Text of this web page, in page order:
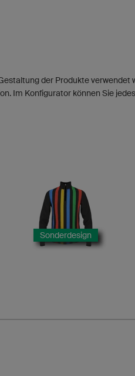
der Produkte verwendet
Im Konfigurator können Sie
Sonderdesign